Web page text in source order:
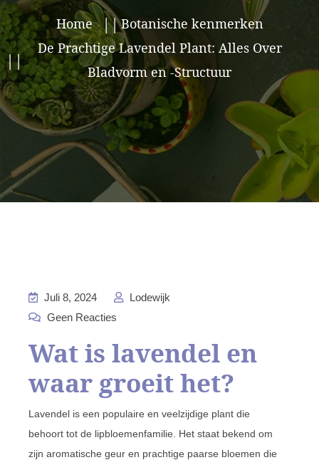
Home
Botanische kenmerken
De Prachtige Lavendel Plant: Alles Over
Bladvorm en -Structuur
Juli 8, 2024
Lodewijk
Geen Reacties
Wat is lavendel en
waar groeit het?
Lavendel is een populaire en veelzijdige plant die
behoort tot de lipbloemenfamilie. Het staat bekend om
zijn aromatische geur en prachtige paarse bloemen die